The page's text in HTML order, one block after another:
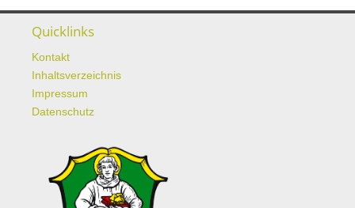
Quicklinks
Kontakt
Inhaltsverzeichnis
Impressum
Datenschutz